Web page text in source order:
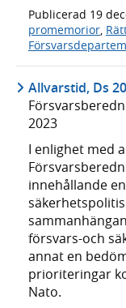
Publicerad 19
promemorior,
Allvarstid, Ds
2023
I enlighet med
innehållande
försvars-och
annat en
prioriteringar
Nato.